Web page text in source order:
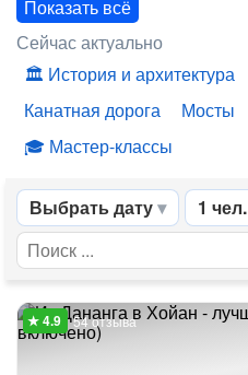
Показать всё
Сейчас актуально
История и архитектура
Канатная дорога
Мосты
Мастер-классы
Выбрать дату 1 чел.
54 отзыва